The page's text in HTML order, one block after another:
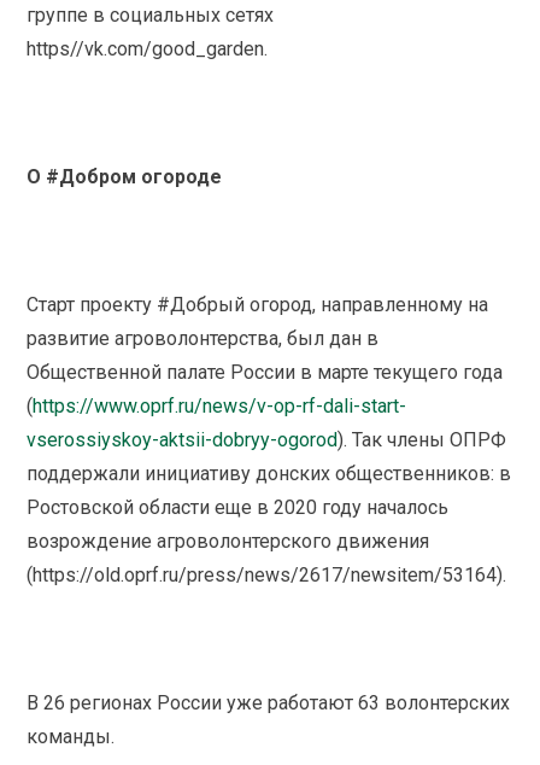
группе в социальных сетях
https//vk.com/good_garden.
О #Добром огороде
Старт проекту #Добрый огород, направленному на
развитие агроволонтерства, был дан в
Общественной палате России в марте текущего года
(https://www.oprf.ru/news/v-op-rf-dali-start-
vserossiyskoy-aktsii-dobryy-ogorod). Так члены ОПРФ
поддержали инициативу донских общественников: в
Ростовской области еще в 2020 году началось
возрождение агроволонтерского движения
(https://old.oprf.ru/press/news/2617/newsitem/53164).
В 26 регионах России уже работают 63 волонтерских
команды.